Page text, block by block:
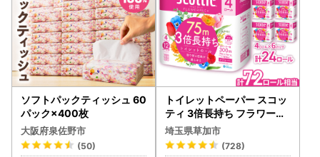
ソフトパックティッシュ 60
パック×400枚
大阪府泉佐野市
(50)
トイレットペーパー スコッ
ティ 3倍長持ち フラワーパ
ック 4ロール×6P
埼玉県草加市
(728)